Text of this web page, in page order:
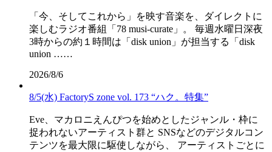
「今、そしてこれから」を映す音楽を、ダイレクトに
楽しむラジオ番組「78 musi-curate」。 毎週水曜日深夜
3時からの約１時間は「disk union」が担当する「disk
union ……
2026/8/6
8/5(水) FactoryS zone vol. 173 “ハク。特集”
Eve、マカロニえんぴつを始めとしたジャンル・枠に
捉われないアーティスト群と SNSなどのデジタルコン
テンツを最大限に駆使しながら、 アーティストごとに